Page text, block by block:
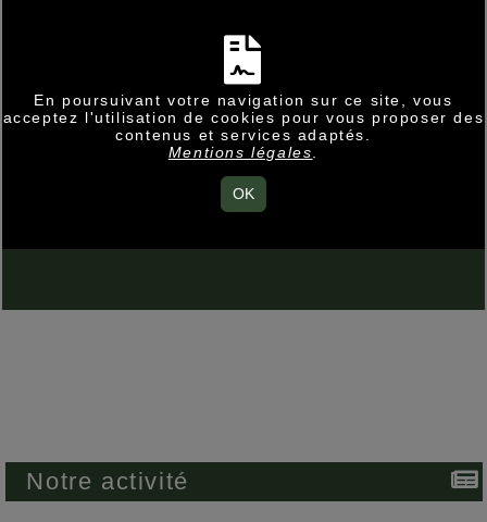
En poursuivant votre navigation sur ce site, vous
acceptez l'utilisation de cookies pour vous proposer des
contenus et services adaptés.
Mentions légales
OK
Notre activité